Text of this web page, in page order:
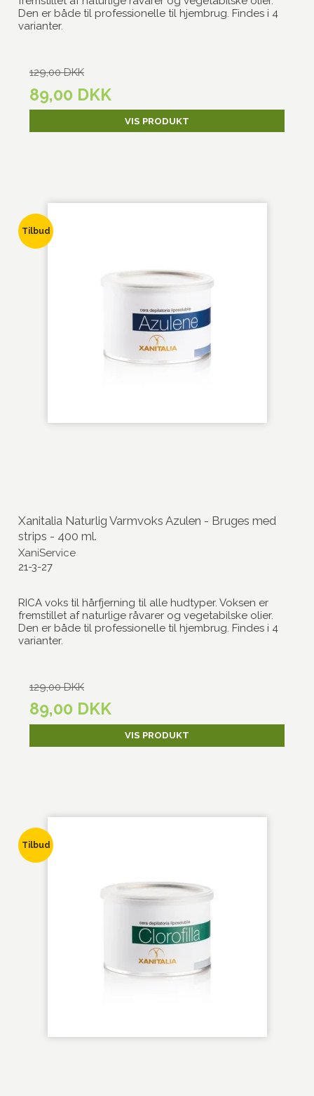
Den er både til professionelle til hjembrug. Findes i 4
varianter.
129,00 DKK
89,00 DKK
VIS PRODUKT
Tilbud
Xanitalia Naturlig Varmvoks Azulen - Bruges med
strips - 400 ml.
XaniService
21-3-27
RICA voks til hårfjerning til alle hudtyper. Voksen er
fremstillet af naturlige råvarer og vegetabilske olier.
Den er både til professionelle til hjembrug. Findes i 4
varianter.
129,00 DKK
89,00 DKK
VIS PRODUKT
Tilbud